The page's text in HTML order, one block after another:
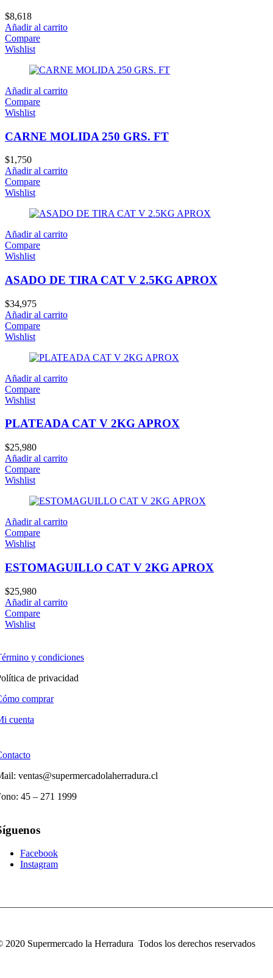
$8,618
Añadir al carrito
Compare
Wishlist
Añadir al carrito
Compare
Wishlist
CARNE MOLIDA 250 GRS. FT
$1,750
Añadir al carrito
Compare
Wishlist
Añadir al carrito
Compare
Wishlist
ASADO DE TIRA CAT V 2.5KG APROX
$34,975
Añadir al carrito
Compare
Wishlist
Añadir al carrito
Compare
Wishlist
PLATEADA CAT V 2KG APROX
$25,980
Añadir al carrito
Compare
Wishlist
Añadir al carrito
Compare
Wishlist
ESTOMAGUILLO CAT V 2KG APROX
$25,980
Añadir al carrito
Compare
Wishlist
y condiciones
de privacidad
comprar
cuenta
ventas@supermercadolaherradura.cl
45 – 271 1999
Facebook
Instagram
2020 Supermercado la Herradura Todos los derechos reservados